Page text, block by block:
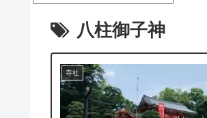
八柱御子神
寺社